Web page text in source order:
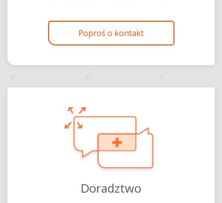
Poproś o kontakt
Doradztwo